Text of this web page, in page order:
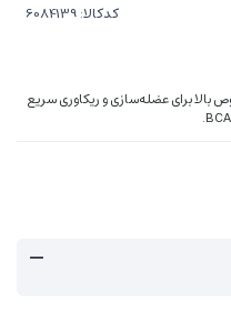
کدکالا:
بالا برای عضله‌سازی و ریکاوری سریع